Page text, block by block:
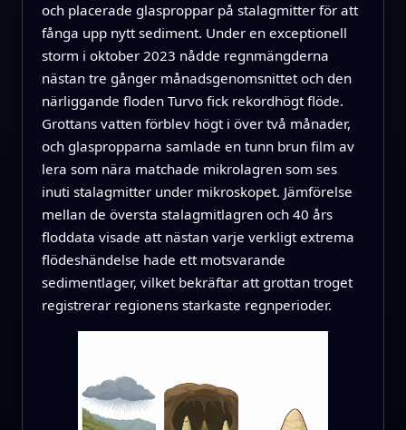
och placerade glasproppar på stalagmitter för att
fånga upp nytt sediment. Under en exceptionell
storm i oktober 2023 nådde regnmängderna
nästan tre gånger månadsgenomsnittet och den
närliggande floden Turvo fick rekordhögt flöde.
Grottans vatten förblev högt i över två månader,
och glaspropparna samlade en tunn brun film av
lera som nära matchade mikrolagren som ses
inuti stalagmitter under mikroskopet. Jämförelse
mellan de översta stalagmitlagren och 40 års
floddata visade att nästan varje verkligt extrema
flödeshändelse hade ett motsvarande
sedimentlager, vilket bekräftar att grottan troget
registrerar regionens starkaste regnperioder.